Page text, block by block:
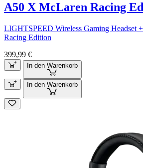
A50 X McLaren Racing
LIGHTSPEED Wireless Gaming Headset
Racing Edition
399,99 €
In den Warenkorb
In den Warenkorb